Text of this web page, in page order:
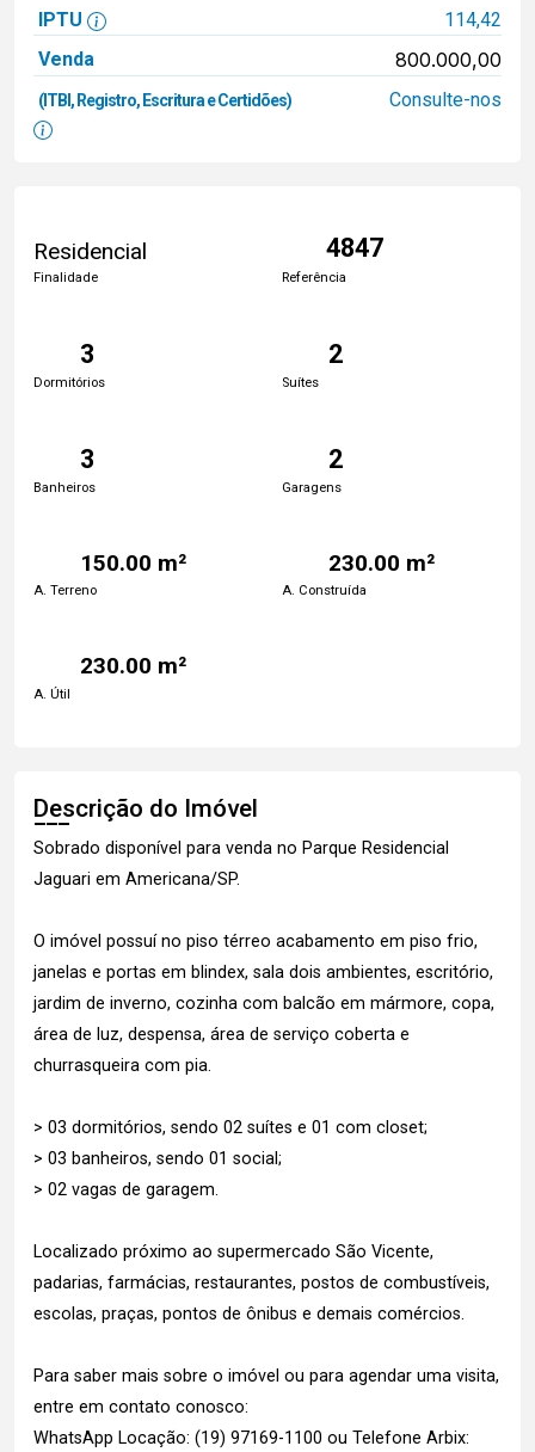
IPTU
114,42
Venda
800.000,00
(ITBI, Registro, Escritura e Certidões) Consulte-nos
Residencial
Finalidade
4847
Referência
3
Dormitórios
2
Suítes
3
Banheiros
2
Garagens
150.00 m²
A. Terreno
230.00 m²
A. Construída
230.00 m²
A. Útil
Descrição do Imóvel
Sobrado disponível para venda no Parque Residencial
Jaguari em Americana/SP.
O imóvel possuí no piso térreo acabamento em piso frio,
janelas e portas em blindex, sala dois ambientes, escritório,
jardim de inverno, cozinha com balcão em mármore, copa,
área de luz, despensa, área de serviço coberta e
churrasqueira com pia.
> 03 dormitórios, sendo 02 suítes e 01 com closet;
> 03 banheiros, sendo 01 social;
> 02 vagas de garagem.
Localizado próximo ao supermercado São Vicente,
padarias, farmácias, restaurantes, postos de combustíveis,
escolas, praças, pontos de ônibus e demais comércios.
Para saber mais sobre o imóvel ou para agendar uma visita,
entre em contato conosco:
WhatsApp Locação: (19) 97169-1100 ou Telefone Arbix: